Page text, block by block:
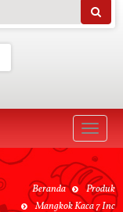
Toggle
Beranda
Produk
Mangkok Kaca 7 Inc